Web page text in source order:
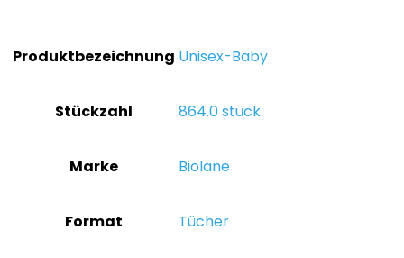
Produktbezeichnung ‎Unisex-Baby
Stückzahl ‎864.0 stück
Marke ‎Biolane
Format ‎Tücher